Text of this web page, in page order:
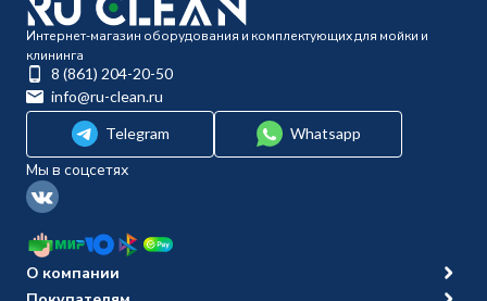
Интернет-магазин оборудования и комплектующих для мойки и
клининга
8 (861) 204-20-50
info@ru-clean.ru
Telegram
Whatsapp
Мы в соцсетях
О компании